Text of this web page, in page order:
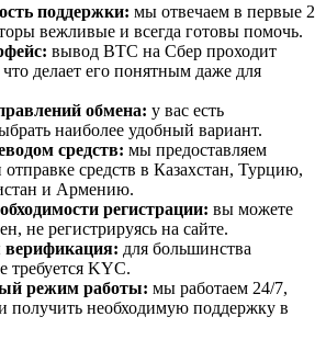
поддержки: мы отвечаем в первые 2
вежливые и всегда готовы помочь.
вывод BTC на Сбер проходит
делает его понятным даже для
обмена: у вас есть
наиболее удобный вариант.
средств: мы предоставляем
средств в Казахстан, Турцию,
и Армению.
регистрации: вы можете
не регистрируясь на сайте.
для большинства
требуется KYC.
режим работы: мы работаем 24/7,
получить необходимую поддержку в